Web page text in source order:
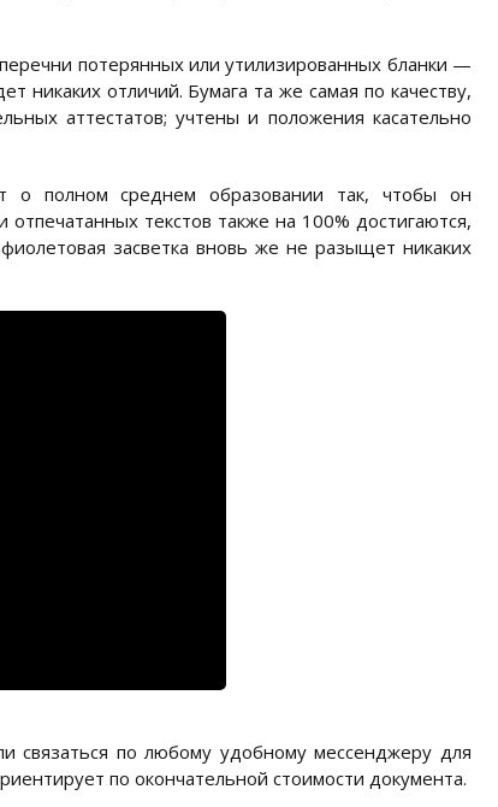
потерянных или утилизированных бланки —
отличий. Бумага та же самая по качеству,
аттестатов; учтены и положения касательно
о полном среднем образовании так, чтобы он
отпечатанных текстов также на 100% достигаются,
засветка вновь же не разыщет никаких
связаться по любому удобному мессенджеру для
по окончательной стоимости документа.